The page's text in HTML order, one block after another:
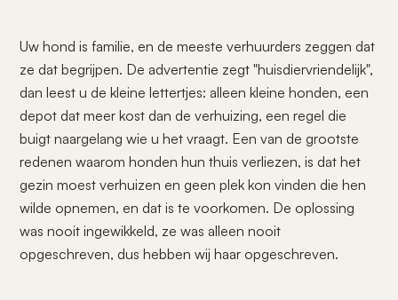
Uw hond is familie, en de meeste verhuurders zeggen dat
ze dat begrijpen. De advertentie zegt "huisdiervriendelijk",
dan leest u de kleine lettertjes: alleen kleine honden, een
depot dat meer kost dan de verhuizing, een regel die
buigt naargelang wie u het vraagt. Een van de grootste
redenen waarom honden hun thuis verliezen, is dat het
gezin moest verhuizen en geen plek kon vinden die hen
wilde opnemen, en dat is te voorkomen. De oplossing
was nooit ingewikkeld, ze was alleen nooit
opgeschreven, dus hebben wij haar opgeschreven.